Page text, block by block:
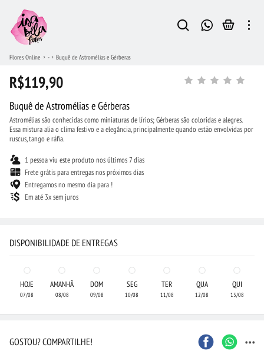
Flores Online - Buquê de Astromélias e Gérberas
R$119,90
Buquê de Astromélias e Gérberas
Astromélias são conhecidas como miniaturas de lírios; Gérberas são coloridas e alegres.
Essa mistura alia o clima festivo e a elegância, principalmente quando estão envolvidas por
ruscus, tango e ráfia.
1 pessoa viu este produto nos últimos 7 dias
Frete grátis para entregas nos próximos dias
Entregamos no mesmo dia para !
Em até 3x sem juros
DISPONIBILIDADE DE ENTREGAS
HOJE
07/08
AMANHÃ
08/08
DOM
09/08
SEG
10/08
TER
11/08
QUA
12/08
QUI
13/08
GOSTOU? COMPARTILHE! ...